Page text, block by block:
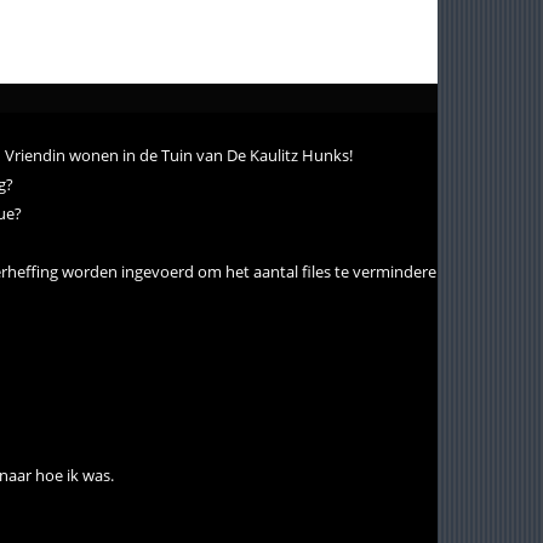
wonen in de Tuin van De Kaulitz Hunks!
worden ingevoerd om het aantal files te verminderen.
hoe ik was.